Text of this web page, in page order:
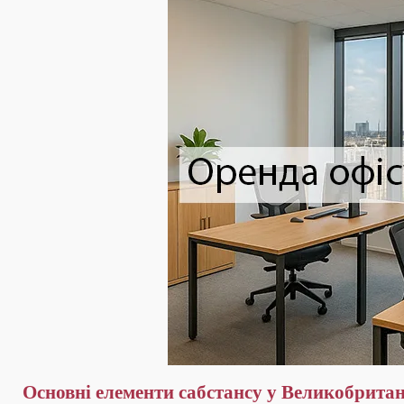
Основні елементи сабстансу у